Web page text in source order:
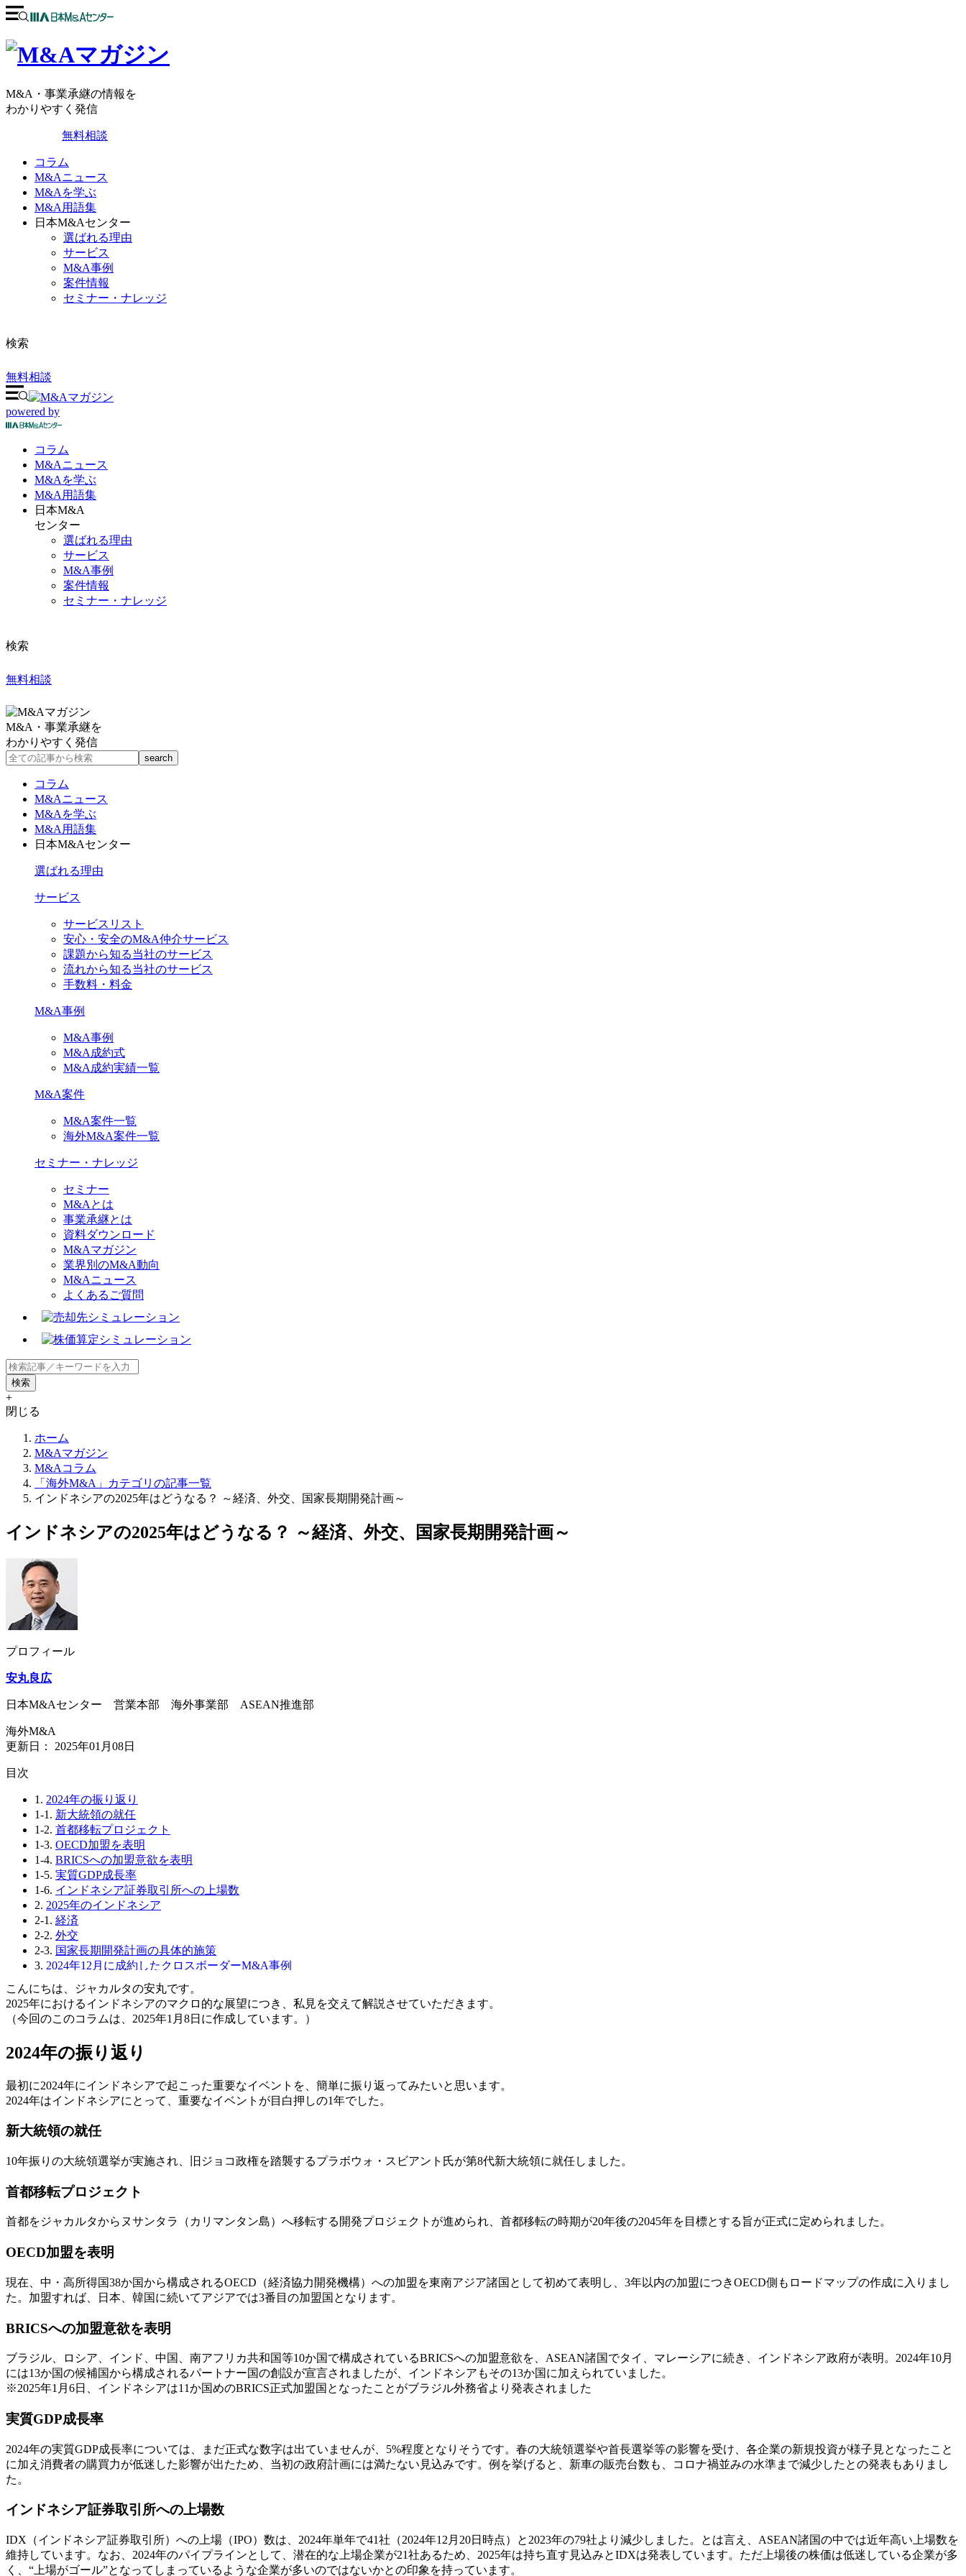
M&A・事業承継の情報を
わかりやすく発信
無料相談
コラム
M&Aニュース
M&Aを学ぶ
M&A用語集
日本M&Aセンター
選ばれる理由
サービス
M&A事例
案件情報
セミナー・ナレッジ
検索
無料相談
powered by
コラム
M&Aニュース
M&Aを学ぶ
M&A 用語集
日本M&A
センター
選ばれる理由
サービス
M&A事例
案件情報
セミナー・ナレッジ
検索
無料相談
M&A・事業承継を
わかりやすく発信
コラム
M&Aニュース
M&Aを学ぶ
M&A用語集
日本M&Aセンター
選ばれる理由
サービス
サービスリスト
安心・安全のM&A仲介サービス
課題から知る当社のサービス
流れから知る当社のサービス
手数料・料金
M&A事例
M&A事例
M&A成約式
M&A成約実績一覧
M&A案件
M&A案件一覧
海外M&A案件一覧
セミナー・ナレッジ
セミナー
M&Aとは
事業承継とは
資料ダウンロード
M&Aマガジン
業界別のM&A動向
M&Aニュース
よくあるご質問
+
閉じる
ホーム
M&Aマガジン
M&Aコラム
「海外M&A」カテゴリの記事一覧
インドネシアの2025年はどうなる？ ～経済、外交、国家長期開発計画～
インドネシアの2025年はどうなる？ ～経済、外交、国家長期開発計画～
プロフィール
安丸良広
日本M&Aセンター 営業本部 海外事業部 ASEAN推進部
海外M&A
更新日： 2025年01月08日
⽬次
1. 2024年の振り返り
1-1. 新大統領の就任
1-2. 首都移転プロジェクト
1-3. OECD加盟を表明
1-4. BRICSへの加盟意欲を表明
1-5. 実質GDP成長率
1-6. インドネシア証券取引所への上場数
2. 2025年のインドネシア
2-1. 経済
2-2. 外交
2-3. 国家長期開発計画の具体的施策
3. 2024年12月に成約したクロスボーダーM&A事例
こんにちは、ジャカルタの安丸です。
2025年におけるインドネシアのマクロ的な展望につき、私見を交えて解説させていただきます。
（今回のこのコラムは、2025年1月8日に作成しています。）
2024年の振り返り
最初に2024年にインドネシアで起こった重要なイベントを、簡単に振り返ってみたいと思います。
2024年はインドネシアにとって、重要なイベントが目白押しの1年でした。
新大統領の就任
10年振りの大統領選挙が実施され、旧ジョコ政権を踏襲するプラボウォ・スビアント氏が第8代新大統領に就任しました。
首都移転プロジェクト
首都をジャカルタからヌサンタラ（カリマンタン島）へ移転する開発プロジェクトが進められ、首都移転の時期が20年後の2045年を目標とする旨が正式に定められました。
OECD加盟を表明
現在、中・高所得国38か国から構成されるOECD（経済協力開発機構）への加盟を東南アジア諸国として初めて表明し、3年以内の加盟につきOECD側もロードマップの作成に入りまし
た。加盟すれば、日本、韓国に続いてアジアでは3番目の加盟国となります。
BRICSへの加盟意欲を表明
ブラジル、ロシア、インド、中国、南アフリカ共和国等10か国で構成されているBRICSへの加盟意欲を、ASEAN諸国でタイ、マレーシアに続き、インドネシア政府が表明。2024年10月
には13か国の候補国から構成されるパートナー国の創設が宣言されましたが、インドネシアもその13か国に加えられていました。
※2025年1月6日、インドネシアは11か国めのBRICS正式加盟国となったことがブラジル外務省より発表されました
実質GDP成長率
2024年の実質GDP成長率については、まだ正式な数字は出ていませんが、5%程度となりそうです。春の大統領選挙や首長選挙等の影響を受け、各企業の新規投資が様子見となったこと
に加え消費者の購買力が低迷した影響が出たため、当初の政府計画には満たない見込みです。例を挙げると、新車の販売台数も、コロナ禍並みの水準まで減少したとの発表もありまし
た。
インドネシア証券取引所への上場数
IDX（インドネシア証券取引所）への上場（IPO）数は、2024年単年で41社（2024年12月20日時点）と2023年の79社より減少しました。とは言え、ASEAN諸国の中では近年高い上場数を
維持しています。なお、2024年のパイプラインとして、潜在的な上場企業が21社あるため、2025年は持ち直す見込みとIDXは発表しています。ただ上場後の株価は低迷している企業が多
く、“上場がゴール”となってしまっているような企業が多いのではないかとの印象を持っています。